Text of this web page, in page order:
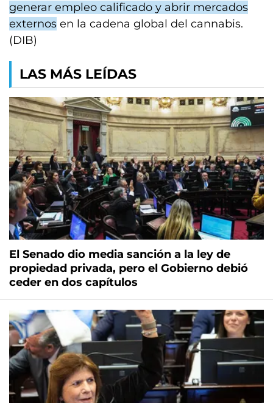
generar empleo calificado y abrir mercados
externos en la cadena global del cannabis.
(DIB)
LAS MÁS LEÍDAS
El Senado dio media sanción a la ley de
propiedad privada, pero el Gobierno debió
ceder en dos capítulos